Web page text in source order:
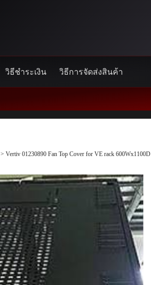
วิธีชำระเงิน วิธีการจัดส่งสินค้า
> Vertiv 01230890 Fan Top Cover for VE rack 600Wx1100D